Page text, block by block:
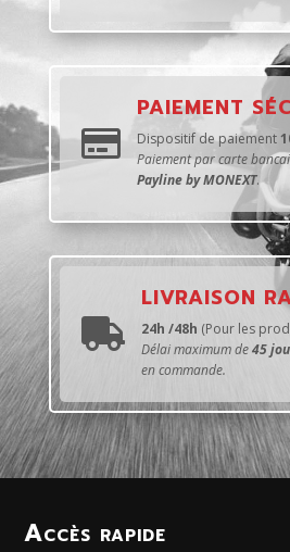

PAIEMENT
Dispositif de paiement
Paiement par carte
Payline by MONEXT.

LIVRAISON
24h /48h (Pour les
Délai maximum de45
en commande.
Accès rapide